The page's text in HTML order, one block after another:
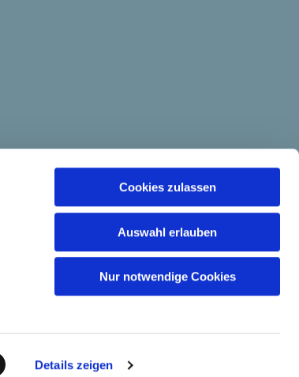
Details zeigen
Cookies zulassen
Auswahl erlauben
Nur notwendige Cookies